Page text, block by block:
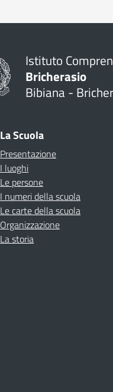
Istituto
Bricherasio
Bibiana -
La Scuola
Presentazione
I luoghi
Le persone
I numeri della scuola
Le carte della scuola
Organizzazione
La storia